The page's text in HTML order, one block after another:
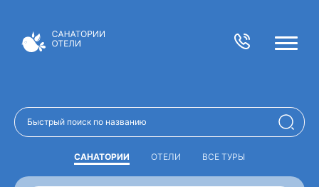
САНАТОРИИ ОТЕЛИ ВСЕ ТУРЫ